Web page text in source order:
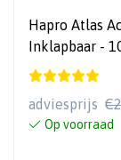
Hapro Atlas
adviesprijs
Op voorraad